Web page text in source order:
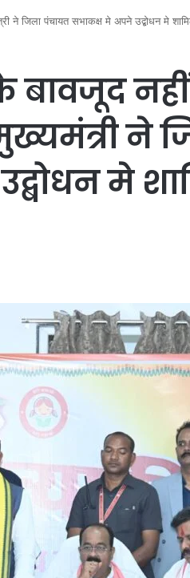
जिला पंचायत सभाकक्ष मे अपने उद्बोधन मे
बावजूद नहीं
ने
मे